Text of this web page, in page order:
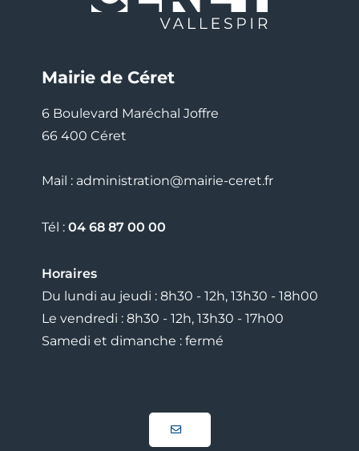
Mairie de Céret
6 Boulevard Maréchal Joffre
66 400 Céret
Mail : administration@mairie-ceret.fr
Tél : 04 68 87 00 00
Horaires
Du lundi au jeudi : 8h30 - 12h, 13h30 - 18h00
Le vendredi : 8h30 - 12h, 13h30 - 17h00
Samedi et dimanche : fermé